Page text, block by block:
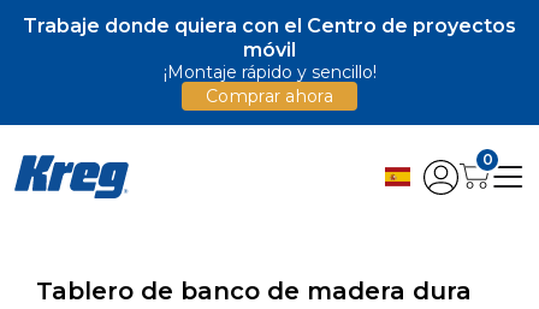
Trabaje donde quiera con el Centro de proyectos
móvil
¡Montaje rápido y sencillo!
Comprar ahora
0
Tablero de banco de madera dura